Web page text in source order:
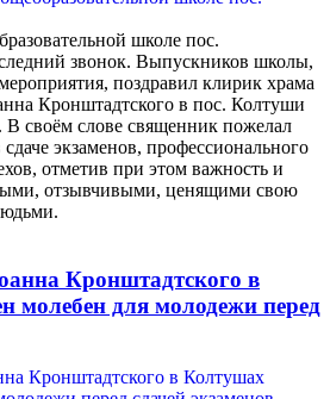
школе пос.
звонок. Выпускников школы,
поздравил клирик храма
Кронштадтского в пос. Колтуши
своём слове священник пожелал
экзаменов, профессионального
отметив при этом важность и
отзывчивыми, ценящими свою
Кронштадтского в
молебен для молодежи перед